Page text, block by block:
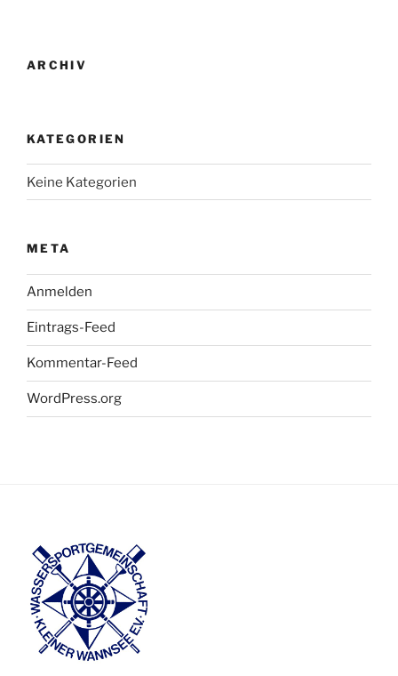
ARCHIV
KATEGORIEN
Keine Kategorien
META
Anmelden
Eintrags-Feed
Kommentar-Feed
WordPress.org